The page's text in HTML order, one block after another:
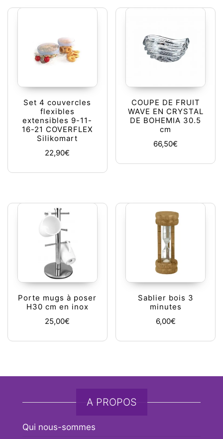
Set 4 couvercles
flexibles
extensibles 9-11-
16-21 COVERFLEX
Silikomart
22,90€
COUPE DE FRUIT
WAVE EN CRYSTAL
DE BOHEMIA 30.5
cm
66,50€
Porte mugs à poser
H30 cm en inox
25,00€
Sablier bois 3
minutes
6,00€
A PROPOS
Qui nous-sommes